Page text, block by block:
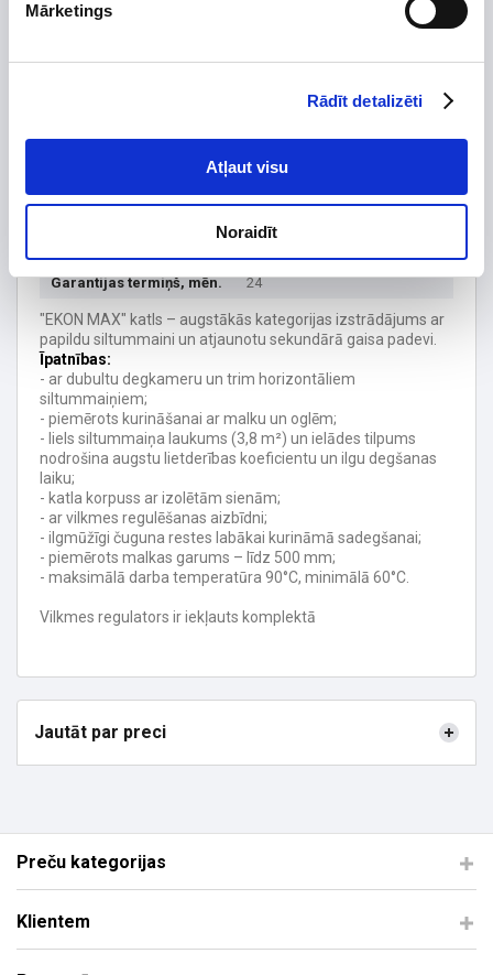
Mārketings
Rādīt detalizēti
Atļaut visu
Noraidīt
Izgatavots no
Garantijas termiņš, mēn.
24
"EKON MAX" katls – augstākās kategorijas izstrādājums ar
papildu siltummaini un atjaunotu sekundārā gaisa padevi.
Īpatnības:
- ar dubultu degkameru un trim horizontāliem
siltummaiņiem;
- piemērots kurināšanai ar malku un oglēm;
- liels siltummaiņa laukums (3,8 m²) un ielādes tilpums
nodrošina augstu lietderības koeficientu un ilgu degšanas
laiku;
- katla korpuss ar izolētām sienām;
- ar vilkmes regulēšanas aizbīdni;
- ilgmūžīgi čuguna restes labākai kurināmā sadegšanai;
- piemērots malkas garums – līdz 500 mm;
- maksimālā darba temperatūra 90°C, minimālā 60°C.
Vilkmes regulators ir iekļauts komplektā
Jautāt par preci
Preču kategorijas
Klientem